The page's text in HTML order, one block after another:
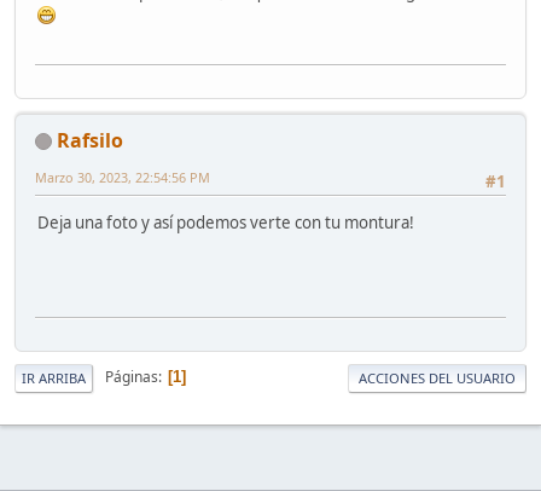
Rafsilo
#1
Marzo 30, 2023, 22:54:56 PM
Deja una foto y así podemos verte con tu montura!
IR ARRIBA Páginas 1 ACCIONES DEL USUARIO